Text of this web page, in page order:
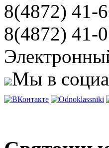
8(4872) 41-
8(4872) 41-
Мы в